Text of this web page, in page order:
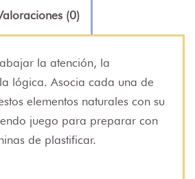
(0)
la atención, la
lógica. Asocia cada una de
elementos naturales con su
juego para preparar con
de plastificar.